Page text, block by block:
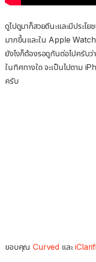
ดูไปดูมาก็สวยดีนะและมีประโ
มากขึ้นและใน Apple Watch
ยังไงก็ต้องรอดูกันต่อไปครับ
ในทิศทางใด จะเป็นไปตาม
ครับ
ขอบคุณCurved และ